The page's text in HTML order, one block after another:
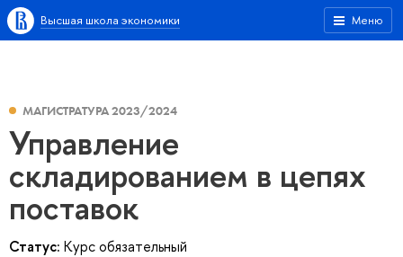
Меню
Высшая школа экономики
МАГИСТРАТУРА 2023/2024
Управление
складированием в цепях
поставок
Статус: Курс обязательный